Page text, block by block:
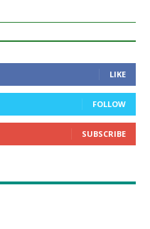
LIKE
FOLLOW
SUBSCRIBE